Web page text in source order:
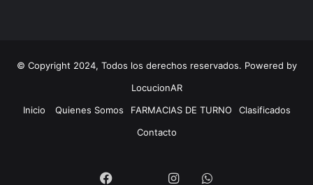
© Copyright 2024, Todos los derechos reservados. Powered by
LocucionAR
Inicio
Quienes Somos FARMACIAS DE TURNO
Clasificados
Contacto
Facebook InstagramWhatsapp